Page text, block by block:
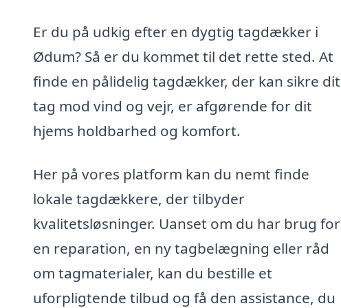
Er du på udkig efter en dygtig tagdækker i
Ødum? Så er du kommet til det rette sted. At
finde en pålidelig tagdækker, der kan sikre dit
tag mod vind og vejr, er afgørende for dit
hjems holdbarhed og komfort.
Her på vores platform kan du nemt finde
lokale tagdækkere, der tilbyder
kvalitetsløsninger. Uanset om du har brug for
en reparation, en ny tagbelægning eller råd
om tagmaterialer, kan du bestille et
uforpligtende tilbud og få den assistance, du